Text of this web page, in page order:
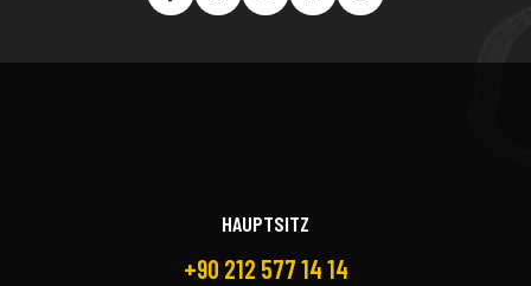
HAUPTSITZ
+90 212 577 14 14